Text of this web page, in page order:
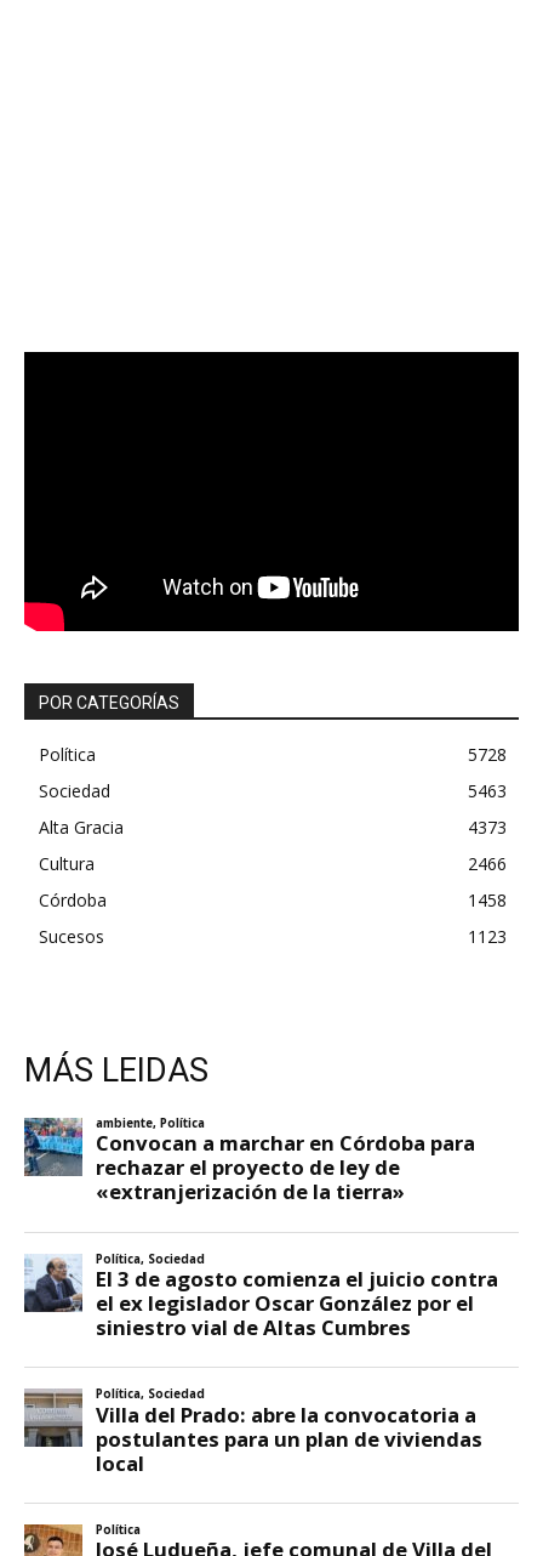
POR CATEGORÍAS
Política
5728
Sociedad
5463
Alta Gracia
4373
Cultura
2466
Córdoba
1458
Sucesos
1123
MÁS LEIDAS